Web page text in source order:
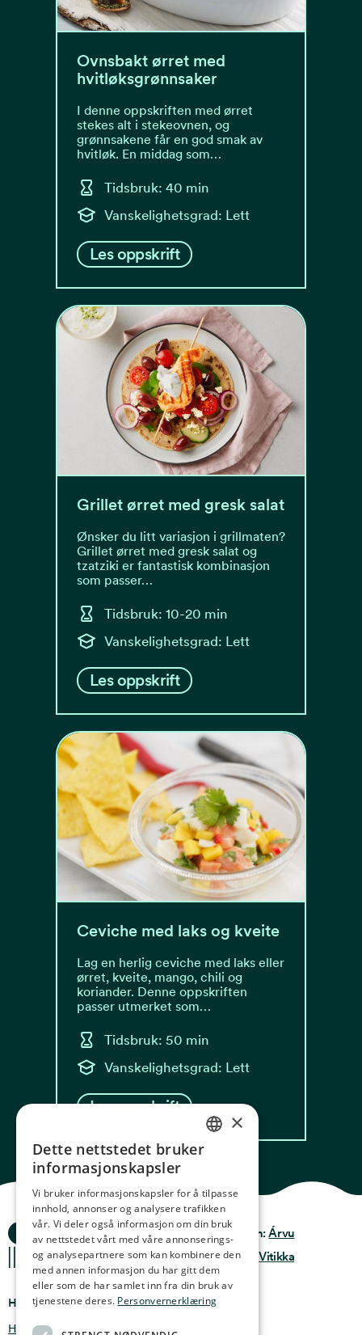
Ovnsbakt ørret med
hvitløksgrønnsaker
I denne oppskriften med ørret
stekes alt i stekeovnen, og
grønnsakene får en god smak av
hvitløk. En middag som…
Tidsbruk: 40 min
Vanskelighetsgrad: Lett
Les oppskrift
Grillet ørret med gresk salat
Ønsker du litt variasjon i grillmaten?
Grillet ørret med gresk salat og
tzatziki er fantastisk kombinasjon
som passer…
Tidsbruk: 10-20 min
Vanskelighetsgrad: Lett
Les oppskrift
Ceviche med laks og kveite
Lag en herlig ceviche med laks eller
ørret, kveite, mango, chili og
koriander. Denne oppskriften
passer utmerket som…
Tidsbruk: 50 min
Vanskelighetsgrad: Lett
Les oppskrift
Ocean Stories
Hvor finner du oss
Holmen 4b, 9750 Honningsvåg, Norge
Privacy & Policy
Terms & conditions
Design:Árvu
Kode:Vitikka
NORWEGIAN
GERMAN
FRENCH
SPANISH
FINNISH
×
Dette nettstedet bruker
informasjonskapsler
Vi bruker informasjonskapsler for å tilpasse
innhold, annonser og analysere trafikken
vår. Vi deler også informasjon om din bruk
av nettstedet vårt med våre annonserings-
og analysepartnere som kan kombinere den
med annen informasjon du har gitt dem
eller som de har samlet inn fra din bruk av
tjenestene deres. Personvernerklæring